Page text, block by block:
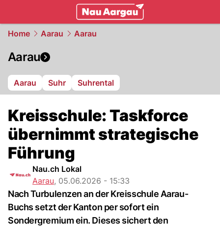
Home Aarau Aarau
Aarau
Aarau Suhr Suhrental
Kreisschule: Taskforce
übernimmt strategische
Führung
Nau.ch Lokal
Aarau, 05.06.2026 - 15:33
Nach Turbulenzen an der Kreisschule Aarau-
Buchs setzt der Kanton per sofort ein
Sondergremium ein. Dieses sichert den